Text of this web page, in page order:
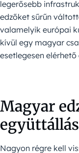
legerősebb
edzőket sűrűn
valamelyik európai
kívül egy magyar
esetlegesen
Magyar
együttállás
Nagyon régre kell